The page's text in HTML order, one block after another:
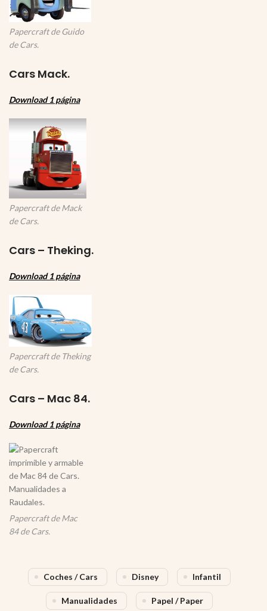
Papercraft de Guido
de Cars.
Cars Mack.
Download 1 página
Papercraft de Mack
de Cars.
Cars – Theking.
Download 1 página
Papercraft de Theking
de Cars.
Cars – Mac 84.
Download 1 página
Papercraft de Mac
84 de Cars.
Coches / Cars Disney Infantil
Manualidades Papel / Paper